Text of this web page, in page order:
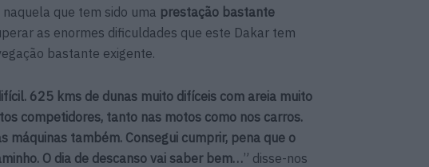
que tem sido uma prestação bastante
as enormes dificuldades que este Dakar tem
bastante exigente.
625 kms de dunas muito difíceis com areia muito
competidores, tanto nas motos como nos carros.
máquinas também. Consegui cumprir, pena que o
O dia de descanso vai saber bem…” disse-nos